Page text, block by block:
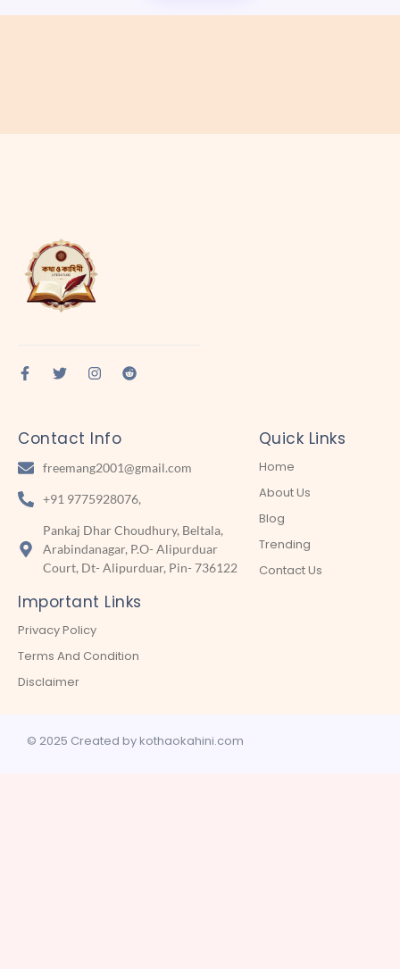
Contact Info
freemang2001@gmail.com
+91 9775928076,
Pankaj Dhar Choudhury, Beltala,
Arabindanagar, P.O- Alipurduar
Court, Dt- Alipurduar, Pin- 736122
Quick Links
Home
About Us
Blog
Trending
Contact Us
Important Links
Privacy Policy
Terms And Condition
Disclaimer
© 2025 Created by kothaokahini.com